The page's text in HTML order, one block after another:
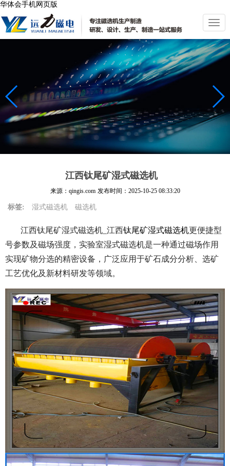
华体会手机网页版
切
换
导
航
江西钛尾矿湿式磁选机
来源：qingis.com 发布时间： 2025-10-25 08:33:20
标签: 湿式磁选机 磁选机
江西钛尾矿湿式磁选机_江西钛尾矿湿式磁选机更便捷型
号参数及磁场强度，实验室湿式磁选机是一种通过磁场作用
实现矿物分选的精密设备，广泛应用于矿石成分分析、选矿
工艺优化及新材料研发等领域。